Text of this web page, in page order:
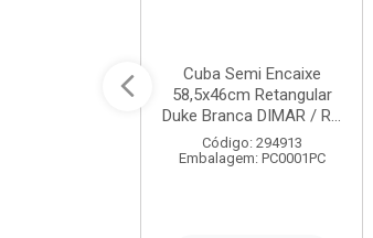
Cuba Semi Encaixe
58,5x46cm Retangular
Duke Branca DIMAR / R...
Código: 294913
Embalagem: PC0001PC